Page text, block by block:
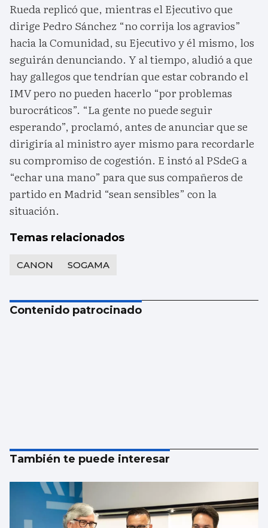
Rueda replicó que, mientras el Ejecutivo que
dirige Pedro Sánchez “no corrija los agravios”
hacia la Comunidad, su Ejecutivo y él mismo, los
seguirán denunciando. Y al tiempo, aludió a que
hay gallegos que tendrían que estar cobrando el
IMV pero no pueden hacerlo “por problemas
burocráticos”. “La gente no puede seguir
esperando”, proclamó, antes de anunciar que se
dirigiría al ministro ayer mismo para recordarle
su compromiso de cogestión. E instó al PSdeG a
“echar una mano” para que sus compañeros de
partido en Madrid “sean sensibles” con la
situación.
Temas relacionados
CANON SOGAMA
Contenido patrocinado
También te puede interesar